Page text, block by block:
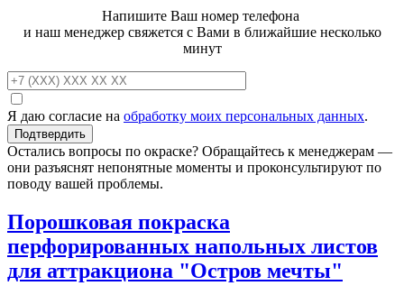
Напишите Ваш номер телефона
и наш менеджер свяжется с Вами в ближайшие несколько
минут
Я даю согласие на обработку моих персональных данных.
Остались вопросы по окраске? Обращайтесь к менеджерам —
они разъяснят непонятные моменты и проконсультируют по
поводу вашей проблемы.
Порошковая покраска
перфорированных напольных листов
для аттракциона "Остров мечты"